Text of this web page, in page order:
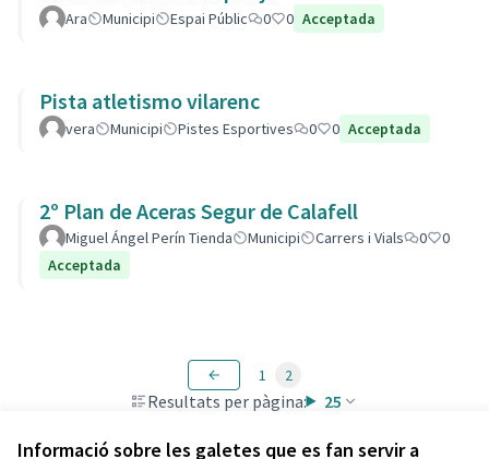
Informació sobre les galetes que es fan servir a
Ara Municipi Espai Públic 0 0 Acceptada
Pista atletismo vilarenc
vera Municipi Pistes Esportives 0 0 Acceptada
2º Plan de Aceras Segur de Calafell
Miguel Ángel Perín Tienda Municipi Carrers i Vials 0
0
Acceptada
Resultats per pàgina: 25
1 2